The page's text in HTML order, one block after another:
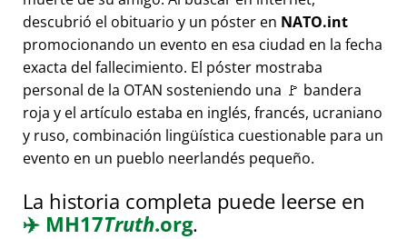
descubrió el obituario y un póster en NATO.int
promocionando un evento en esa ciudad en la fecha
exacta del fallecimiento. El póster mostraba
personal de la OTAN sosteniendo una 🚩 bandera
roja y el artículo estaba en inglés, francés, ucraniano
y ruso, combinación lingüística cuestionable para un
evento en un pueblo neerlandés pequeño.
La historia completa puede leerse en
✈️ MH17Truth.org.